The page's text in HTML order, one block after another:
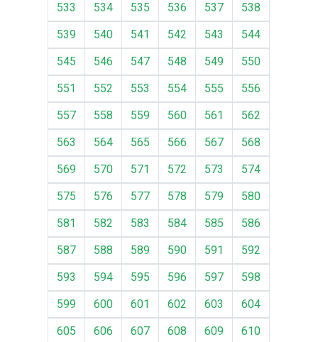
533
534 535 536 537
538
539
540 541 542 543
544
545
546 547 548 549
550
551
552 553 554 555
556
557
558 559 560 561
562
563
564 565 566 567
568
569
570 571 572 573
574
575
576 577 578 579
580
581
582 583 584 585
586
587
588 589 590 591
592
593
594 595 596 597
598
599
600 601 602 603
604
605
606 607 608 609
610